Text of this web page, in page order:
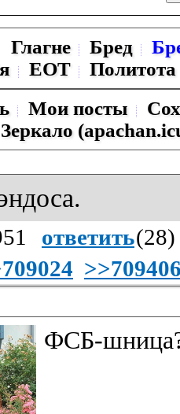
Глагне Бред
ЕОТ
Политота
Мои посты
Зеркало
ответить(28)
ФСБ-